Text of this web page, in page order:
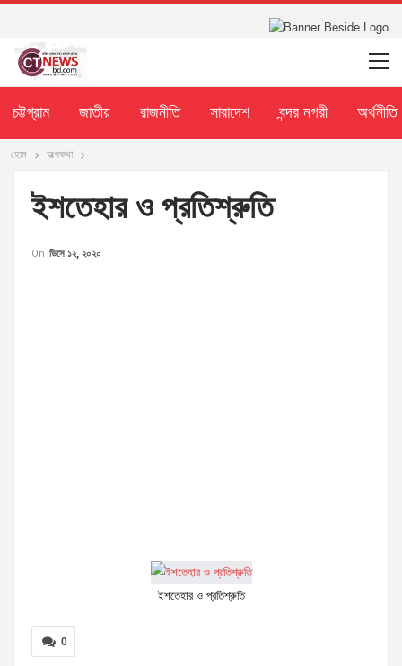
চট্টগ্রাম জাতীয় রাজনীতি সারাদেশ বন্দর নগরী অর্থনীতি
হোম অল্পকথা
ইশতেহার ও প্রতিশ্রুতি
On ডিসে ১২, ২০২০
ইশতেহার ও প্রতিশ্রুতি
0